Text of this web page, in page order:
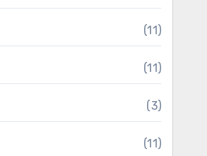
(11)
(11)
(3)
(11)